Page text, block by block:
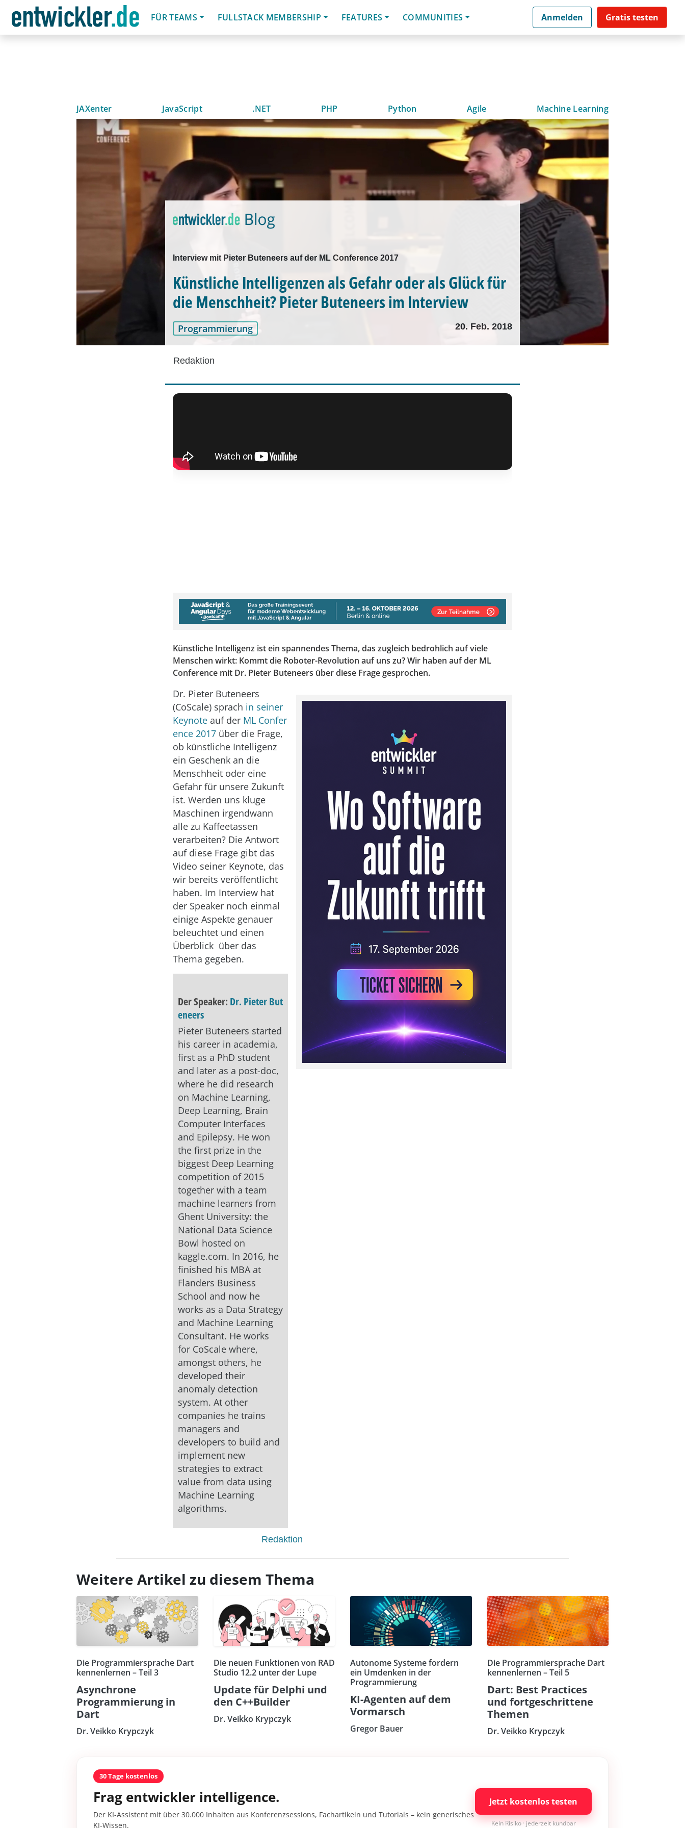
FÜR TEAMS
FULLSTACK MEMBERSHIP FEATURES COMMUNITIES Anmelden Gratis testen
JAXenter JavaScript .NET PHP Python Agile Machine Learning
Interview mit Pieter Buteneers auf der ML Conference 2017
Künstliche Intelligenzen als Gefahr oder als Glück für
die Menschheit? Pieter Buteneers im Interview
Programmierung 20. Feb. 2018
Redaktion
Künstliche Intelligenz ist ein spannendes Thema, das zugleich bedrohlich auf viele
Menschen wirkt: Kommt die Roboter-Revolution auf uns zu? Wir haben auf der ML
Conference mit Dr. Pieter Buteneers über diese Frage gesprochen.
Dr. Pieter Buteneers
(CoScale) sprach in seiner
Keynote auf der ML Confer
ence 2017 über die Frage,
ob künstliche Intelligenz
ein Geschenk an die
Menschheit oder eine
Gefahr für unsere Zukunft
ist. Werden uns kluge
Maschinen irgendwann
alle zu Kaffeetassen
verarbeiten? Die Antwort
auf diese Frage gibt das
Video seiner Keynote, das
wir bereits veröffentlicht
haben. Im Interview hat
der Speaker noch einmal
einige Aspekte genauer
beleuchtet und einen
Überblick über das
Thema gegeben.
Der Speaker: Dr. Pieter But
eneers
Pieter Buteneers started
his career in academia,
first as a PhD student
and later as a post-doc,
where he did research
on Machine Learning,
Deep Learning, Brain
Computer Interfaces
and Epilepsy. He won
the first prize in the
biggest Deep Learning
competition of 2015
together with a team
machine learners from
Ghent University: the
National Data Science
Bowl hosted on
kaggle.com. In 2016, he
finished his MBA at
Flanders Business
School and now he
works as a Data Strategy
and Machine Learning
Consultant. He works
for CoScale where,
amongst others, he
developed their
anomaly detection
system. At other
companies he trains
managers and
developers to build and
implement new
strategies to extract
value from data using
Machine Learning
algorithms.
Redaktion
Weitere Artikel zu diesem Thema
Die Programmiersprache Dart
kennenlernen – Teil 3
Asynchrone
Programmierung in
Dart
Dr. Veikko Krypczyk
Die neuen Funktionen von RAD
Studio 12.2 unter der Lupe
Update für Delphi und
den C++Builder
Dr. Veikko Krypczyk
Autonome Systeme fordern
ein Umdenken in der
Programmierung
KI-Agenten auf dem
Vormarsch
Gregor Bauer
Die Programmiersprache Dart
kennenlernen – Teil 5
Dart: Best Practices
und fortgeschrittene
Themen
Dr. Veikko Krypczyk
30 Tage kostenlos
Frag entwickler intelligence.
Der KI-Assistent mit über 30.000 Inhalten aus Konferenzsessions, Fachartikeln und Tutorials – kein generisches
KI-Wissen.
Jetzt kostenlos testen
Kein Risiko · jederzeit kündbar